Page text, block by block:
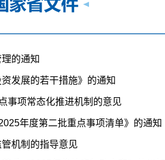
的通知
发展的若干措施》的通知
事项常态化推进机制的意见
年度第二批重点事项清单》的通知
机制的指导意见